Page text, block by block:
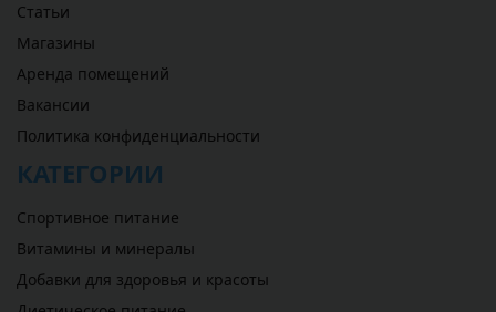
Статьи
Магазины
Аренда помещений
Вакансии
Политика конфиденциальности
КАТЕГОРИИ
Спортивное питание
Витамины и минералы
Добавки для здоровья и красоты